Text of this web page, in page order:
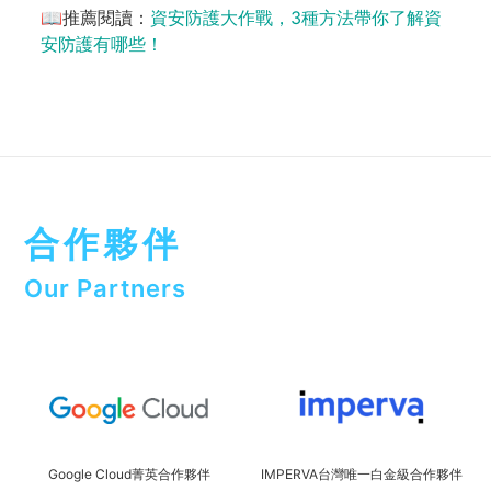
📖推薦閱讀： 資安防護大作戰，3種方法帶你了解資
安防護有哪些！
合作夥伴
Our Partners
Google Cloud菁英合作夥伴 IMPERVA台灣唯一白金級合作夥伴